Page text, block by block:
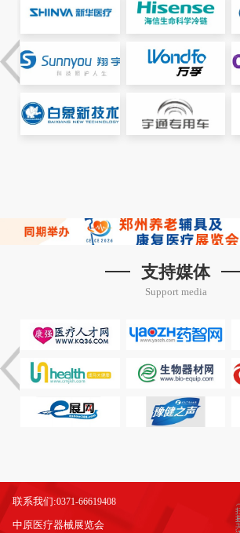
支持媒体
Support media
联系我们:0371-66619408
中原医疗器械展览会